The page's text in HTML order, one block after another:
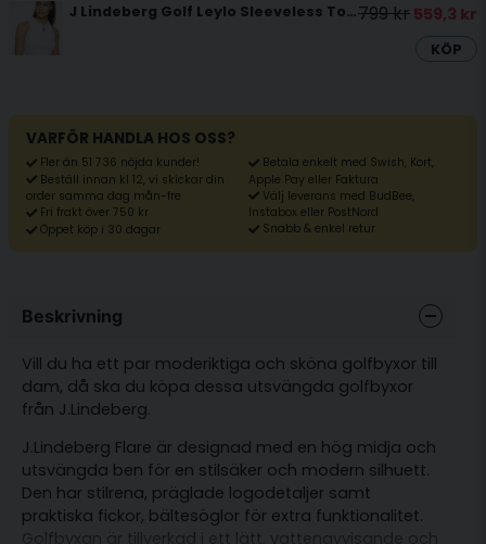
J Lindeberg Golf Leylo Sleeveless Top Vit799 kr 559,3 kr
KÖP
VARFÖR HANDLA HOS OSS?
Fler än 51 736 nöjda kunder!
Beställ innan kl 12, vi skickar din
order samma dag mån-fre
Fri frakt över 750 kr
Öppet köp i 30 dagar
Betala enkelt med Swish, Kort,
Apple Pay eller Faktura
Välj leverans med BudBee,
Instabox eller PostNord
Snabb & enkel retur
Beskrivning
Vill du ha ett par moderiktiga och sköna golfbyxor till
dam, då ska du köpa dessa utsvängda golfbyxor
från J.Lindeberg.
J.Lindeberg Flare är designad med en hög midja och
utsvängda ben för en stilsäker och modern silhuett.
Den har stilrena, präglade logodetaljer samt
praktiska fickor, bältesöglor för extra funktionalitet.
Golfbyxan är tillverkad i ett lätt, vattenavvisande och